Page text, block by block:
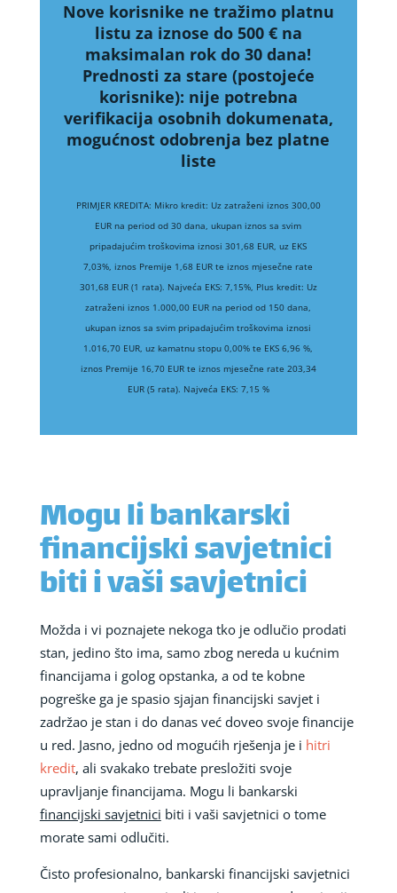
Nove korisnike ne tražimo platnu
listu za iznose do 500 € na
maksimalan rok do 30 dana!
Prednosti za stare (postojeće
korisnike): nije potrebna
verifikacija osobnih dokumenata,
mogućnost odobrenja bez platne
liste
PRIMJER KREDITA: Mikro kredit: Uz zatraženi iznos 300,00
EUR na period od 30 dana, ukupan iznos sa svim
pripadajućim troškovima iznosi 301,68 EUR, uz EKS
7,03%, iznos Premije 1,68 EUR te iznos mjesečne rate
301,68 EUR (1 rata). Najveća EKS: 7,15%, Plus kredit: Uz
zatraženi iznos 1.000,00 EUR na period od 150 dana,
ukupan iznos sa svim pripadajućim troškovima iznosi
1.016,70 EUR, uz kamatnu stopu 0,00% te EKS 6,96 %,
iznos Premije 16,70 EUR te iznos mjesečne rate 203,34
EUR (5 rata). Najveća EKS: 7,15 %
Mogu li bankarski
financijski savjetnici
biti i vaši savjetnici
Možda i vi poznajete nekoga tko je odlučio prodati
stan, jedino što ima, samo zbog nereda u kućnim
financijama i golog opstanka, a od te kobne
pogreške ga je spasio sjajan financijski savjet i
zadržao je stan i do danas već doveo svoje financije
u red. Jasno, jedno od mogućih rješenja je i hitri
kredit, ali svakako trebate presložiti svoje
upravljanje financijama. Mogu li bankarski
financijski savjetnici biti i vaši savjetnici o tome
morate sami odlučiti.
Čisto profesionalno, bankarski financijski savjetnici